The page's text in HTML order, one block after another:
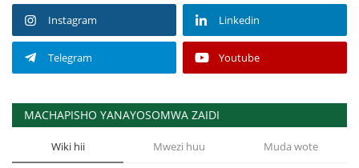
Instagram Linkedin
Telegram Youtube
MACHAPISHO YANAYOSOMWA ZAIDI
Wiki hii Mwezi huu Muda wote